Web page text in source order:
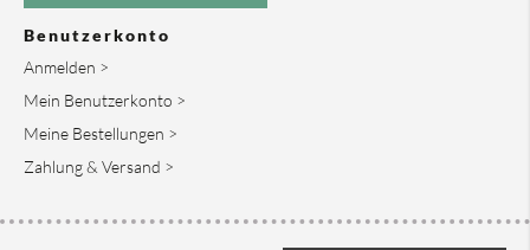
Benutzerkonto
Anmelden >
Mein Benutzerkonto >
Meine Bestellungen >
Zahlung & Versand >